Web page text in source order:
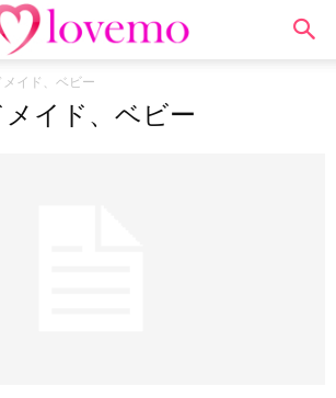
イド、ベビー
イド、ベビー